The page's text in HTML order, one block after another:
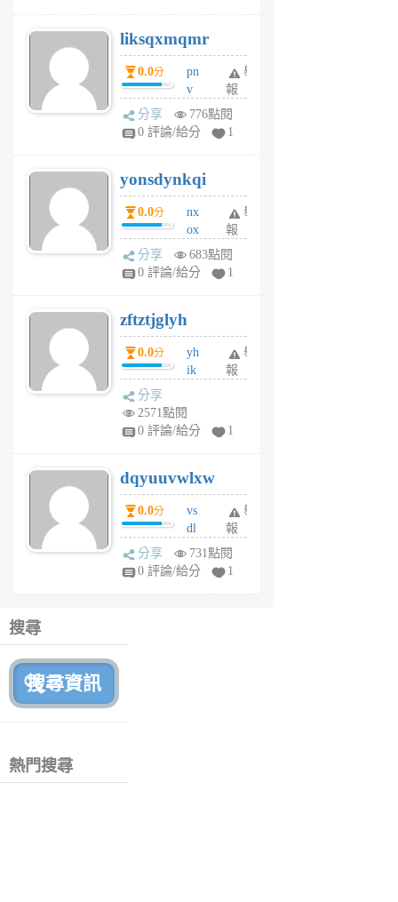
6
個
月
前
liksqxmqmr
0.0分
pn
v
wt
sv
6
個
月
前
舉
報
分享
776點閱
0 評論/給分
1
yonsdynkqi
0.0分
nx
ox
rh
pe
月
前
舉
報
分享
683點閱
0 評論/給分
1
zftztjglyh
0.0分
yh
ik
tu
6
個
月
前
舉
報
分享
2571點閱
0 評論/給分
1
dqyuuvwlxw
0.0分
vs
dl
sq
fy
舉
報
分享
731點閱
0 評論/給分
1
搜尋
熱門搜尋